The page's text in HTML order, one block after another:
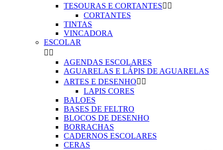
TESOURAS E CORTANTES 
CORTANTES
TINTAS
VINCADORA
ESCOLAR
 
AGENDAS ESCOLARES
AGUARELAS E LÁPIS DE AGUARELAS
ARTES E DESENHO 
LAPIS CORES
BALOES
BASES DE FELTRO
BLOCOS DE DESENHO
BORRACHAS
CADERNOS ESCOLARES
CERAS